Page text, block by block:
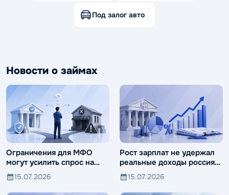
Под залог авто
Новости о займах
Ограничения для МФО
могут усилить спрос на
ломбарды
15.07.2026
Рост зарплат не удержал
реальные доходы россиян
от падения
15.07.2026